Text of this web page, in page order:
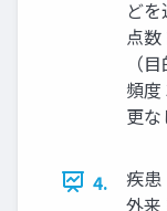
ど
点
（
頻
更な
4.
疾
外来